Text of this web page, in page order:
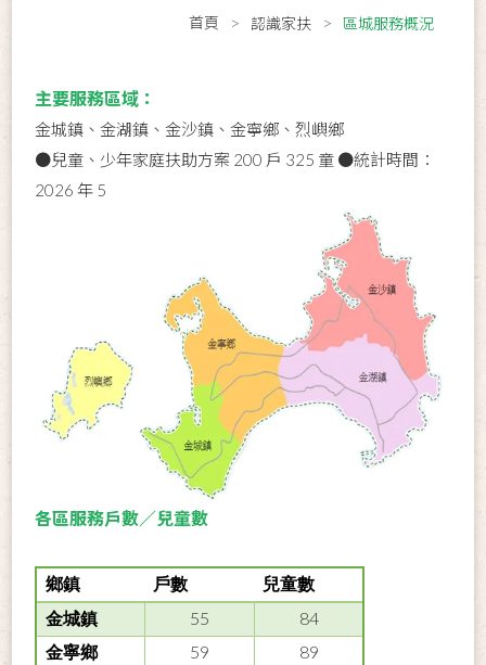
首頁 認識家扶 區城服務概況
主要服務區域：
金城鎮、金湖鎮、金沙鎮、金寧鄉、烈嶼鄉
●兒童、少年家庭扶助方案 200 戶 325 童 ●統計時間：
2026 年 5
各區服務戶數／兒童數
鄉鎮 戶數
兒童數
金城鎮
55 84
金寧鄉 59 89